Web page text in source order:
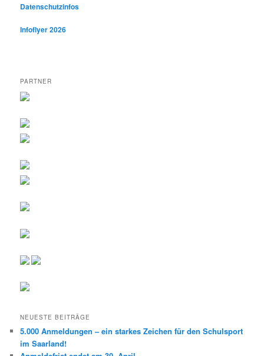
Datenschutzinfos
Infoflyer 2026
PARTNER
NEUESTE BEITRÄGE
5.000 Anmeldungen – ein starkes Zeichen für den Schulsport
im Saarland!